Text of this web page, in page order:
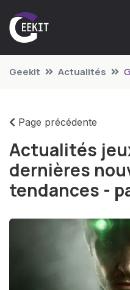
Geekit Actualités
Page précédente
Actualités
dernières
tendances -